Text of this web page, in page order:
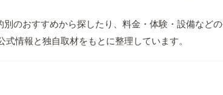
のおすすめから探したり、料金・体験・設備など
情報と独自取材をもとに整理しています。